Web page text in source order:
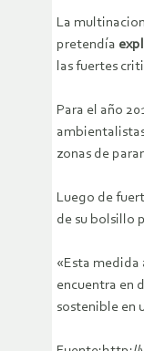
La
pretendía
las fuertes
Para el año
zonas de
Luego de
de su bolsillo
«Esta medida
encuentra en
sostenible en